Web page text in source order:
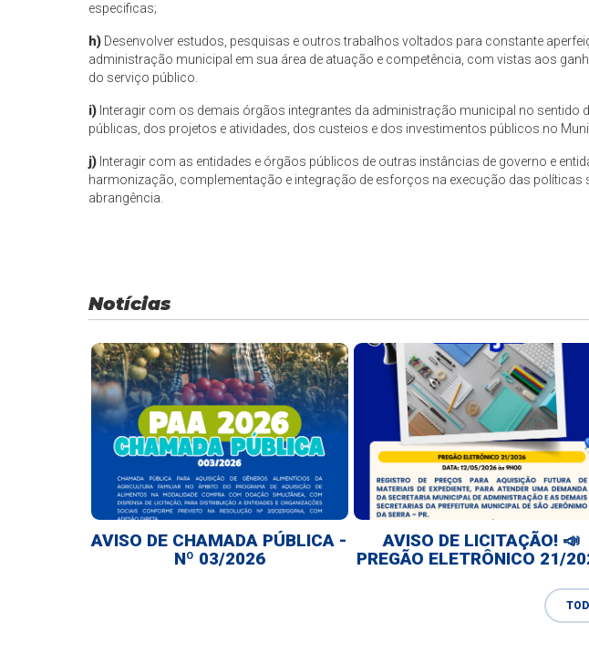
especificas;
h) Desenvolver estudos, pesquisas e outros trabalhos voltados para constante
administração municipal em sua área de atuação e competência, com vistas aos
do serviço público.
i) Interagir com os demais órgãos integrantes da administração municipal no sentido
públicas, dos projetos e atividades, dos custeios e dos investimentos públicos no
j) Interagir com as entidades e órgãos públicos de outras instâncias de governo e
harmonização, complementação e integração de esforços na execução das políticas
abrangência.
Notícias
AVISO DE CHAMADA PÚBLICA -
Nº 03/2026
AVISO DE LICITAÇÃO! 📣
PREGÃO ELETRÔNICO 21/